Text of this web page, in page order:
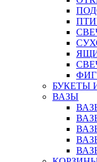
БУКЕТЫ
ВАЗЫ